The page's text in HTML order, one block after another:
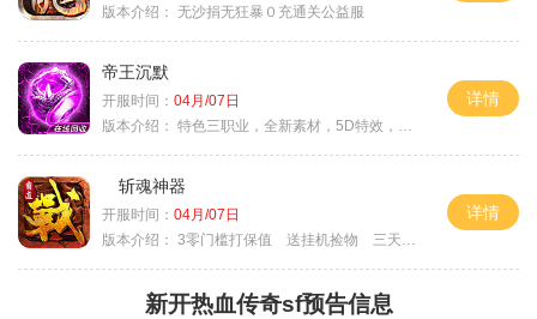
版本介绍： 无沙捐无狂暴０充通关公益服
帝王沉默
开服时间： 04月/07日
版本介绍： 特色三职业，全新素材，5D特效，不卡图
详情
斩魂神器
开服时间： 04月/07日
版本介绍： 3零门槛打保值 送挂机捡物 三天合区
详情
新开热血传奇sf预告信息